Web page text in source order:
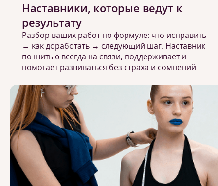
Наставники, которые ведут к
результату
Разбор ваших работ по формуле: что исправить
→ как доработать → следующий шаг. Наставник
по шитью всегда на связи, поддерживает и
помогает развиваться без страха и сомнений